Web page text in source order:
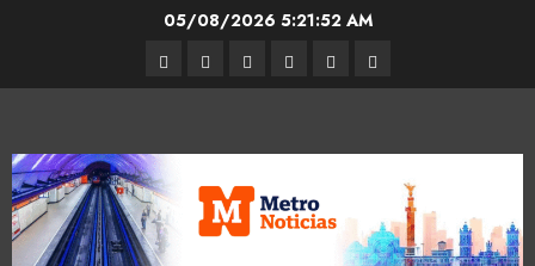
05/08/2026 5:21:54 AM
Entrevistas
Espectáculos
Movilidad
Metro
CDMX
CulturaOpinión